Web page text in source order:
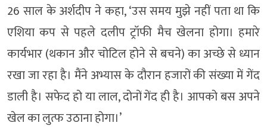
26 साल के अर्शदीप ने कहा, ‘उस समय मुझे नहीं पता था कि
एशिया कप से पहले दलीप ट्रॉफी मैच खेलना होगा। हमारे
कार्यभार (थकान और चोटिल होने से बचने) का अच्छे से ध्यान
रखा जा रहा है। मैंने अभ्यास के दौरान हजारों की संख्या में गेंद
डाली है। सफेद हो या लाल, दोनों गेंद ही है। आपको बस अपने
खेल का लुत्फ उठाना होगा।’